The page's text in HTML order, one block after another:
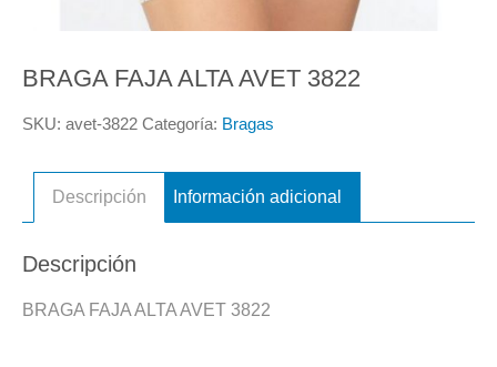
BRAGA FAJA ALTA AVET 3822
SKU: avet-3822 Categoría: Bragas
Descripción Información adicional
Descripción
BRAGA FAJA ALTA AVET 3822